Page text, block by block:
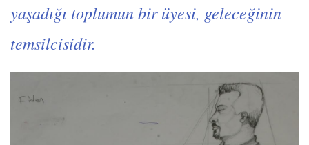
yaşadığı toplumun bir üyesi, geleceğinin
temsilcisidir.